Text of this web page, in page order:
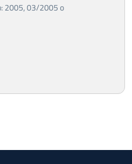
2005, 03/2005 o